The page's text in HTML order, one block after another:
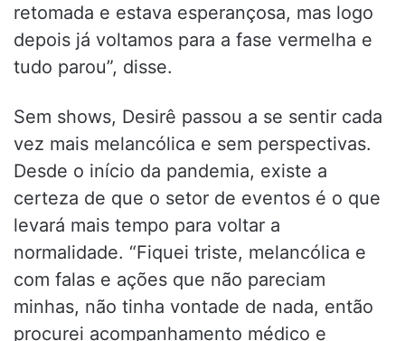
retomada e estava esperançosa, mas logo
depois já voltamos para a fase vermelha e
tudo parou”, disse.
Sem shows, Desirê passou a se sentir cada
vez mais melancólica e sem perspectivas.
Desde o início da pandemia, existe a
certeza de que o setor de eventos é o que
levará mais tempo para voltar a
normalidade. “Fiquei triste, melancólica e
com falas e ações que não pareciam
minhas, não tinha vontade de nada, então
procurei acompanhamento médico e